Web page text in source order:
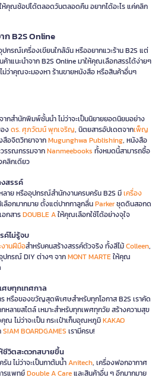
ห้คุณช้อปได้ตลอดวันตลอดคืน อยากได้อะไร แค่คลิก
ก B2S Online
กรณ์เครื่องเขียนใกล้ฉัน หรืออยากแวะร้าน B2S แต่
ค้าแนะนำจาก B2S Online มาให้คุณเลือกสรรได้ง่ายๆ
ว่าคุณจะมองหา ร้านขายหนังสือ หรือสินค้าอื่นๆ
ากสำนักพิมพ์ชั้นนำ ไม่ว่าจะเป็นนิยายยอดนิยมอย่าง
งดร. ศุภวัฒน์ พุกเจริญ, นิตยสารอัปเดตจากเพ็ญ
สือจิตวิทยาจากMugunghwa Publishing, หนังสือ
รรณกรรมจากNanmeebooks ทั้งหมดนี้สามารถซื้อ
คลิกเดียว
งสรรค์
าย หรืออุปกรณ์สำนักงานครบครัน B2S มีเครื่อง
เลือกมากมาย ตั้งแต่ปากกาลูกลื่นParkerชุดดินสอกด
กสารDOUBLE Aให้คุณเลือกใช้ได้อย่างจุใจ
ค์ไม่รู้จบ
งานฝีมือสำหรับคนสร้างสรรค์ตัวจริง ทั้งสีไม้Colleen,
ปกรณ์ DIY ต่างๆ จากMONT MARTEให้คุณ
ษทุกเทศกาล
หรือของขวัญสุดพิเศษสำหรับทุกโอกาส B2S เราคัด
หลายสไตล์ เหมาะสำหรับทุกเพศทุกวัย สร้างความสุข
ไม่ว่าจะเป็น กระเป๋าเก็บอุณหภูมิKAKAO
SIAM BOARDGAMES เรามีครบ!
ชีวิตสะดวกสบายขึ้น
รัน ไม่ว่าจะเป็นกาต้มน้ำAnitech, เครื่องฟอกอากาศ
รแพทย์Double A Careและสินค้าอื่น ๆ อีกมากมาย